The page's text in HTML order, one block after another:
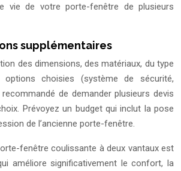
vie de votre porte-fenêtre de plusieurs
supplémentaires
des dimensions, des matériaux, du type
choisies (système de sécurité,
de demander plusieurs devis
Prévoyez un budget qui inclut la pose
de l’ancienne porte-fenêtre.
fenêtre coulissante à deux vantaux est
améliore significativement le confort, la